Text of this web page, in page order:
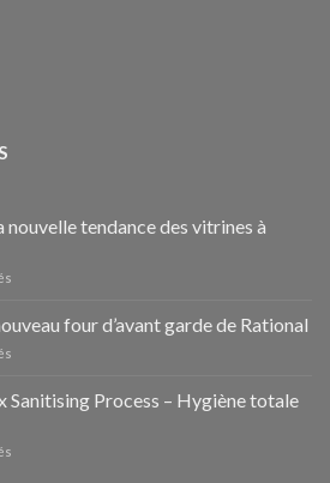
nouvelle tendance des vitrines à
Pozzettis:
la
des
four d’avant garde de Rational
–
Le
Sanitising Process – Hygiène totale